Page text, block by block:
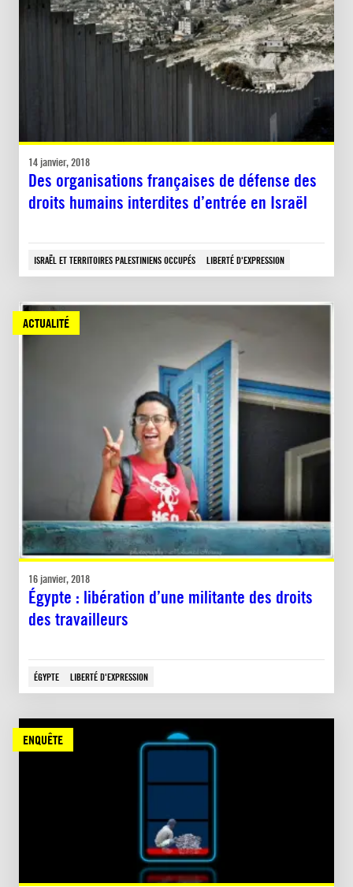
14 janvier, 2018
Des organisations françaises de défense des
droits humains interdites d’entrée en Israël
ISRAËL ET TERRITOIRES PALESTINIENS OCCUPÉS LIBERTÉ D'EXPRESSION
ACTUALITÉ
16 janvier, 2018
Égypte : libération d’une militante des droits
des travailleurs
ÉGYPTE LIBERTÉ D'EXPRESSION
ENQUÊTE